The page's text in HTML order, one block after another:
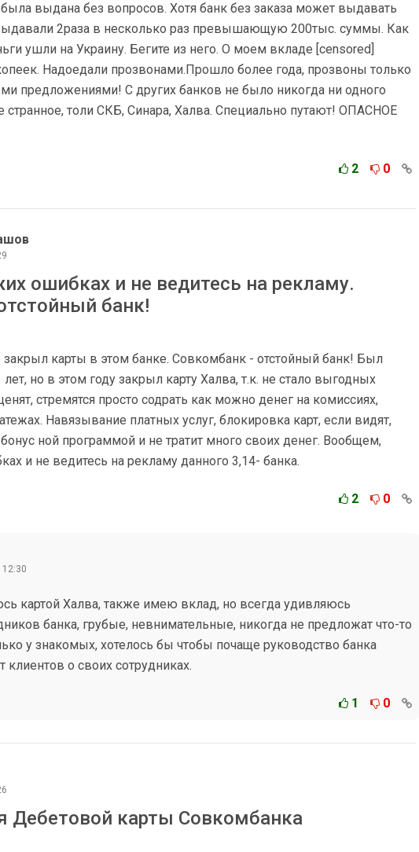
выдана без вопросов. Хотя банк без заказа может выдавать
2раза в несколько раз превышающую 200тыс. суммы. Как
ушли на Украину. Бегите из него. О моем вкладе [censored]
Надоедали прозвонами.Прошло более года, прозвоны только
предложениями! С других банков не было никогда ни одного
странное, толи СКБ, Синара, Халва. Специально путают! ОПАСНОЕ
2 0
ошибках и не ведитесь на рекламу.
банк!
карты в этом банке. Совкомбанк - отстойный банк! Был
но в этом году закрыл карту Халва, т.к. не стало выгодных
стремятся просто содрать как можно денег на комиссиях,
Навязывание платных услуг, блокировка карт, если видят,
бонус ной программой и не тратит много своих денег. Вообщем,
и не ведитесь на рекламу данного 3,14- банка.
2 0
12:30
картой Халва, также имею вклад, но всегда удивляюсь
банка, грубые, невнимательные, никогда не предложат что-то
у знакомых, хотелось бы чтобы почаще руководство банка
клиентов о своих сотрудниках.
1 0
Дебетовой карты Совкомбанка